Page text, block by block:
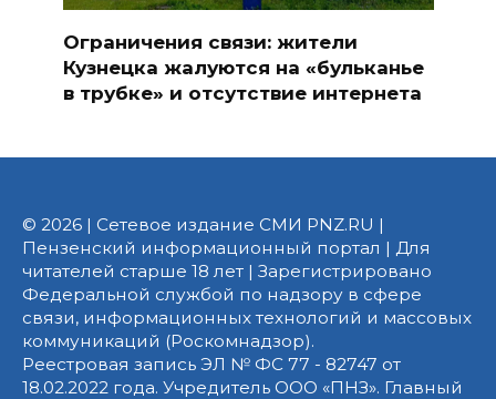
Ограничения связи: жители
Кузнецка жалуются на «бульканье
в трубке» и отсутствие интернета
© 2026 | Сетевое издание СМИ PNZ.RU |
Пензенский информационный портал | Для
читателей старше 18 лет | Зарегистрировано
Федеральной службой по надзору в сфере
связи, информационных технологий и массовых
коммуникаций (Роскомнадзор).
Реестровая запись ЭЛ № ФС 77 - 82747 от
18.02.2022 года. Учредитель ООО «ПНЗ». Главный